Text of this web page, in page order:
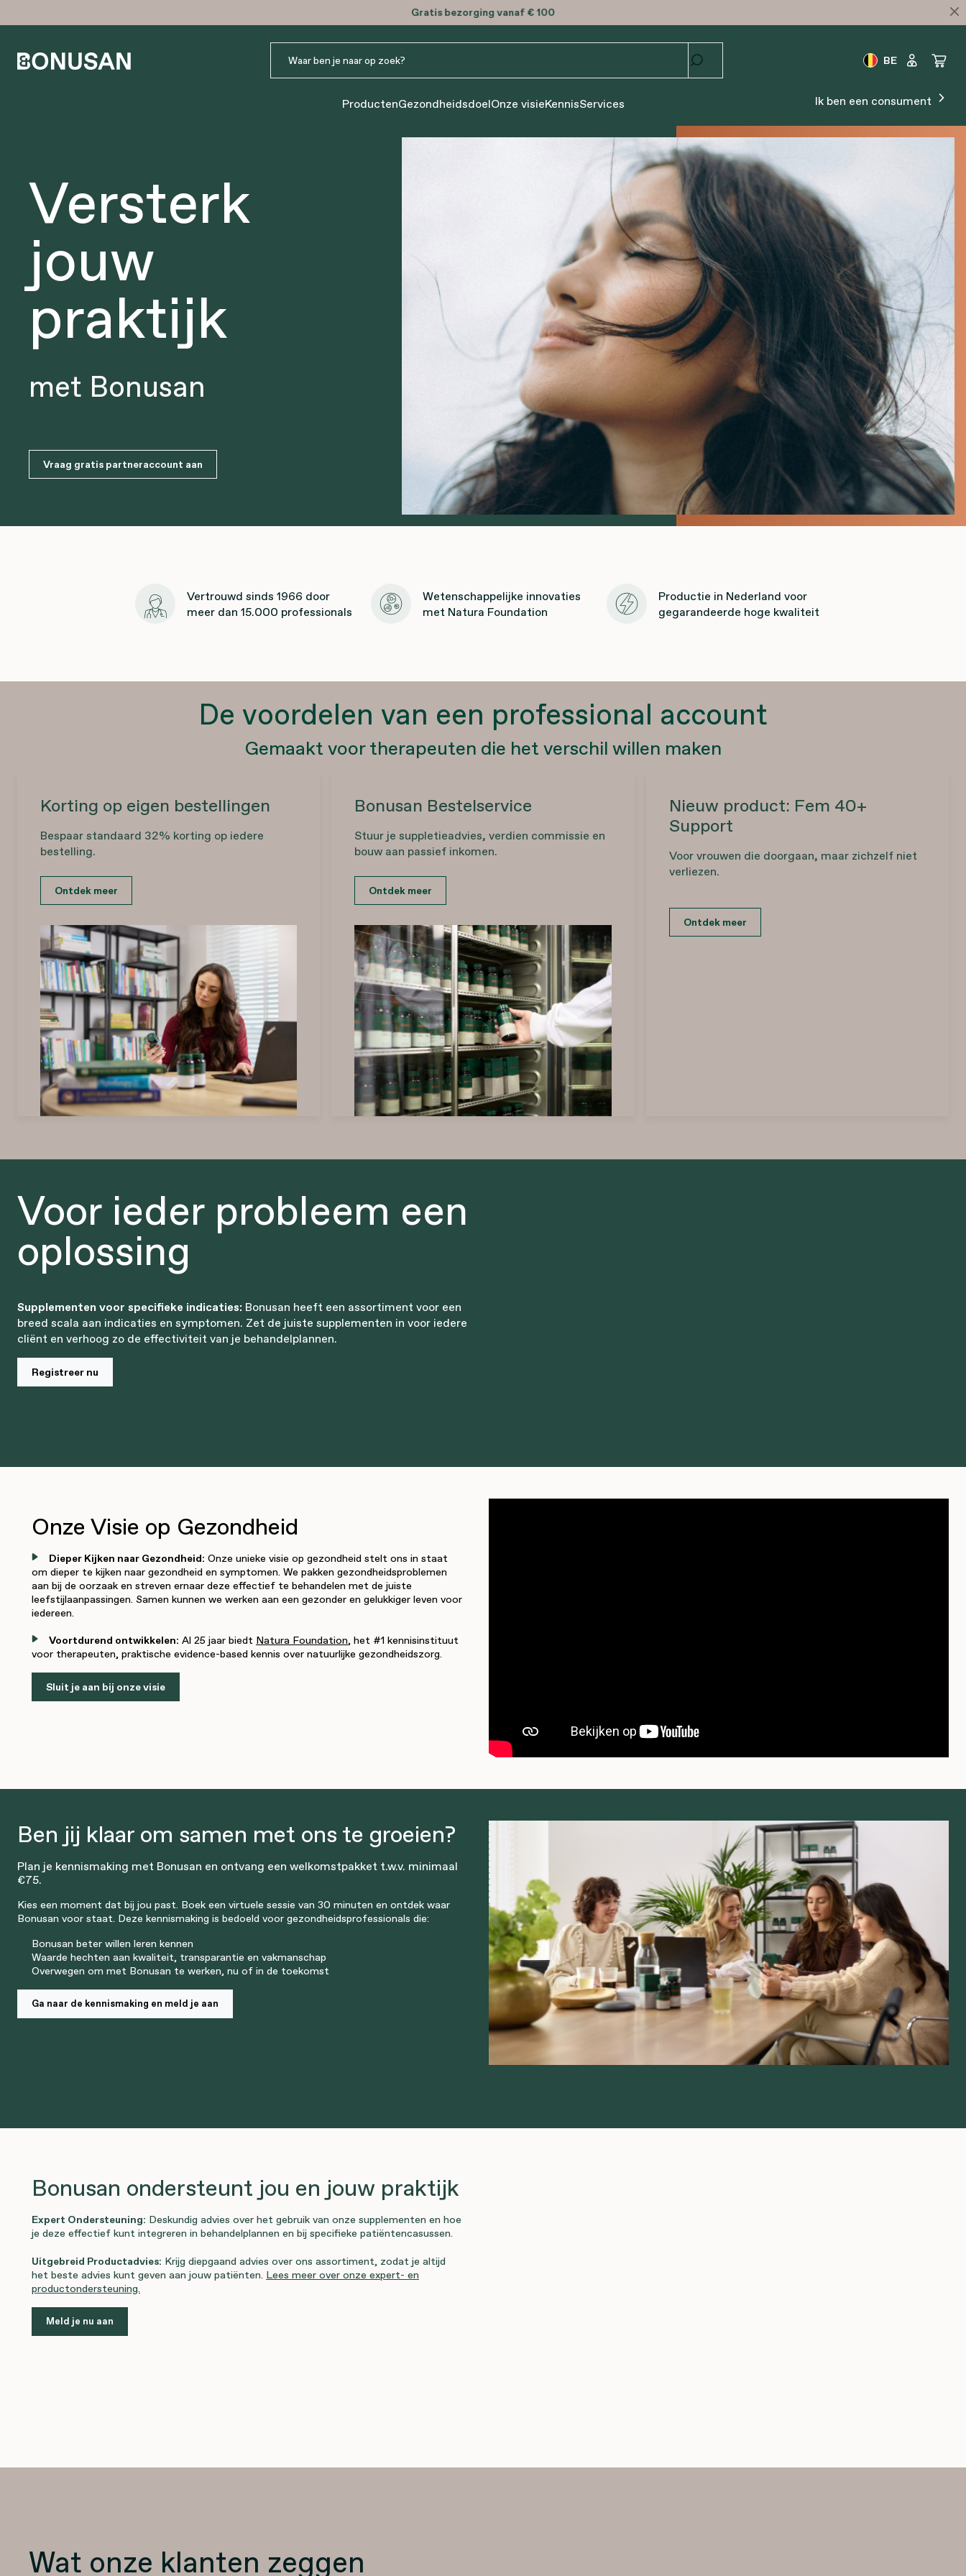
BE
ProductenGezondheidsdoelOnze visieKennisServices Ik ben een consument
Versterk
jouw
praktijk
met Bonusan
Vraag gratis partneraccount aan
Vertrouwd sinds 1966 door
meer dan 15.000 professionals
Wetenschappelijke innovaties
met Natura Foundation
Productie in Nederland voor
gegarandeerde hoge kwaliteit
De voordelen van een professional account
Gemaakt voor therapeuten die het verschil willen maken
Korting op eigen bestellingen
Bespaar standaard 32% korting op iedere
bestelling.
Ontdek meer
Bonusan Bestelservice
Stuur je suppletieadvies, verdien commissie en
bouw aan passief inkomen.
Ontdek meer
Nieuw product: Fem 40+
Support
Voor vrouwen die doorgaan, maar zichzelf niet
verliezen.
Ontdek meer
Voor ieder probleem een
oplossing
Supplementen voor specifieke indicaties: Bonusan heeft een assortiment voor een
breed scala aan indicaties en symptomen. Zet de juiste supplementen in voor iedere
cliënt en verhoog zo de effectiviteit van je behandelplannen.
Registreer nu
Onze Visie op Gezondheid
Dieper Kijken naar Gezondheid: Onze unieke visie op gezondheid stelt ons in staat
om dieper te kijken naar gezondheid en symptomen. We pakken gezondheidsproblemen
aan bij de oorzaak en streven ernaar deze effectief te behandelen met de juiste
leefstijlaanpassingen. Samen kunnen we werken aan een gezonder en gelukkiger leven voor
iedereen.
Voortdurend ontwikkelen: Al 25 jaar biedt Natura Foundation, het #1 kennisinstituut
voor therapeuten, praktische evidence-based kennis over natuurlijke gezondheidszorg.
Sluit je aan bij onze visie
Ben jij klaar om samen met ons te groeien?
Plan je kennismaking met Bonusan en ontvang een welkomstpakket t.w.v. minimaal
€75.
Kies een moment dat bij jou past. Boek een virtuele sessie van 30 minuten en ontdek waar
Bonusan voor staat. Deze kennismaking is bedoeld voor gezondheidsprofessionals die:
Bonusan beter willen leren kennen
Waarde hechten aan kwaliteit, transparantie en vakmanschap
Overwegen om met Bonusan te werken, nu of in de toekomst
Ga naar de kennismaking en meld je aan
Bonusan ondersteunt jou en jouw praktijk
Expert Ondersteuning: Deskundig advies over het gebruik van onze supplementen en hoe
je deze effectief kunt integreren in behandelplannen en bij specifieke patiëntencasussen.
Uitgebreid Productadvies: Krijg diepgaand advies over ons assortiment, zodat je altijd
het beste advies kunt geven aan jouw patiënten. Lees meer over onze expert- en
productondersteuning.
Meld je nu aan
Wat onze klanten zeggen